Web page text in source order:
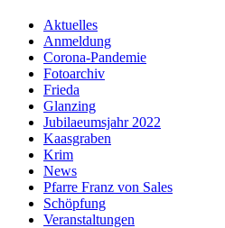
Aktuelles
Anmeldung
Corona-Pandemie
Fotoarchiv
Frieda
Glanzing
Jubilaeumsjahr 2022
Kaasgraben
Krim
News
Pfarre Franz von Sales
Schöpfung
Veranstaltungen